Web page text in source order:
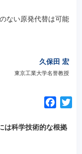
ない原発代替は可能
久保田 宏
東京工業大学名誉教授
c
は科学技術的な根拠